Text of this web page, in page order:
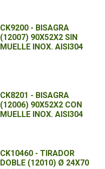
CK9200 - BISAGRA
(12007) 90X52X2 SIN
MUELLE INOX. AISI304
CK8201 - BISAGRA
(12006) 90X52X2 CON
MUELLE INOX. AISI304
CK10460 - TIRADOR
DOBLE (12010) Ø 24X70